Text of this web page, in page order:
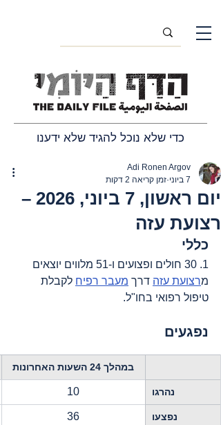
כדי שלא נוכל להגיד שלא ידענו
יום ראשון, 7 ביוני, 2026 –
רצועת עזה
Adi Ronen Argov
7 ביוני
זמן קריאה 2 דקות
כללי
1. 30 חולים ופצועים ו-51 מלווים יוצאים
מרצועת עזה דרך מעבר רפיח לקבלת
טיפול רפואי בחו"ל.
נפגעים
במהלך 24 השעות האחרונות
נהרגו 10
נפצעו 36